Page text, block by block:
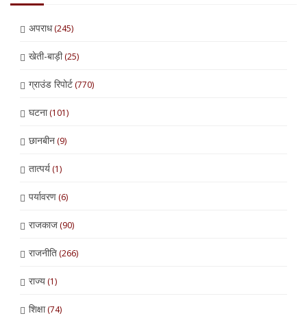
अपराध(245)
खेती-बाड़ी(25)
ग्राउंड रिपोर्ट(770)
घटना(101)
छानबीन(9)
तात्पर्य(1)
पर्यावरण(6)
राजकाज(90)
राजनीति(266)
राज्य(1)
शिक्षा(74)